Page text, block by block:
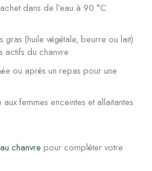
dans de l’eau à 90 °C
(huile végétale, beurre ou lait)
actifs du chanvre
ou après un repas pour une
femmes enceintes et allaitantes
chanvre pour compléter votre